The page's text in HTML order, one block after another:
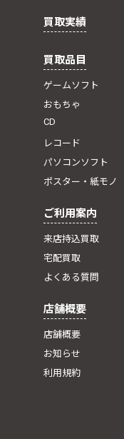
買取実績
買取品目
ゲームソフト
おもちゃ
CD
レコード
パソコンソフト
ポスター・紙モノ
ご利用案内
来店持込買取
宅配買取
よくある質問
店舗概要
店舗概要
お知らせ
利用規約